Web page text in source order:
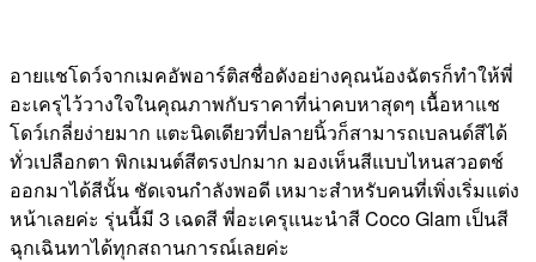
อายแชโดว์จากเมคอัพอาร์ติสชื่อดังอย่างคุณน้องฉัตรก็ทำให้พี่
อะเครุไว้วางใจในคุณภาพกับราคาที่น่าคบหาสุดๆ เนื้อหาแช
โดว์เกลี่ยง่ายมาก แตะนิดเดียวที่ปลายนิ้วก็สามารถเบลนด์สีได้
ทั่วเปลือกตา พิกเมนต์สีตรงปกมาก มองเห็นสีแบบไหนสวอตช์
ออกมาได้สีนั้น ชัดเจนกำลังพอดี เหมาะสำหรับคนที่เพิ่งเริ่มแต่ง
หน้าเลยค่ะ รุ่นนี้มี 3 เฉดสี พี่อะเครุแนะนำสี Coco Glam เป็นสี
ฉุกเฉินทาได้ทุกสถานการณ์เลยค่ะ